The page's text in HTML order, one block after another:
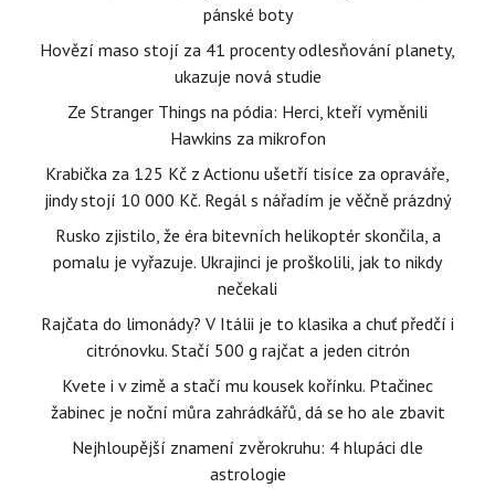
pánské boty
Hovězí maso stojí za 41 procenty odlesňování planety,
ukazuje nová studie
Ze Stranger Things na pódia: Herci, kteří vyměnili
Hawkins za mikrofon
Krabička za 125 Kč z Actionu ušetří tisíce za opraváře,
jindy stojí 10 000 Kč. Regál s nářadím je věčně prázdný
Rusko zjistilo, že éra bitevních helikoptér skončila, a
pomalu je vyřazuje. Ukrajinci je proškolili, jak to nikdy
nečekali
Rajčata do limonády? V Itálii je to klasika a chuť předčí i
citrónovku. Stačí 500 g rajčat a jeden citrón
Kvete i v zimě a stačí mu kousek kořínku. Ptačinec
žabinec je noční můra zahrádkářů, dá se ho ale zbavit
Nejhloupější znamení zvěrokruhu: 4 hlupáci dle
astrologie